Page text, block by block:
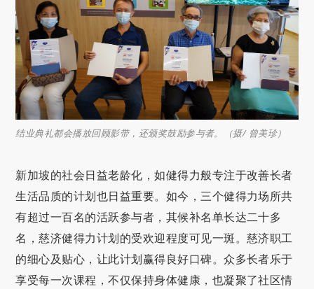
结业典礼都会播放回顾影带，还颁奖鼓励参与者。（摄/ 曾美珍）
新加坡的社会日益老龄化，如健得力般专注于改善长者
生活品质的计划也日益重要。如今，三个健得力场所共
有超过一百名的活跃参与者，其候补名单长达二十多
名，慈济健得力计划的受欢迎程度可见一斑。慈济职工
的细心及贴心，让此计划赢得良好口碑。众多长者乐于
享受每一次课程，不仅保持身体健康，也凝聚了社区情